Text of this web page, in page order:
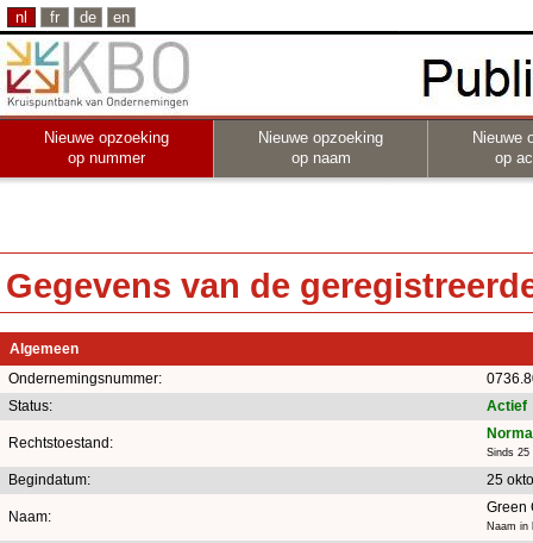
nl fr de en
Nieuwe opzoeking
op nummer
Nieuwe opzoeking
op naam
Nieuwe
op
Gegevens van de
Algemeen
Ondernemingsnummer:
Status:
Actief
Rechtstoestand:
Sinds 25
Begindatum: 25
Naam:
Green
Naam in